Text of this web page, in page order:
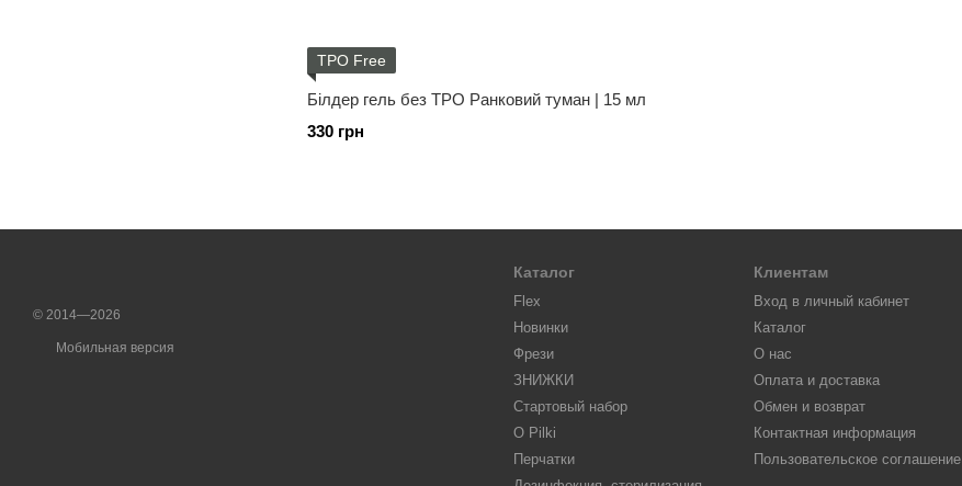
TPO Free
Білдер гель без ТРО Ранковий туман | 15 мл
330 грн
© 2014—2026
Мобильная версия
Каталог
Flex
Новинки
Фрези
ЗНИЖКИ
Стартовый набор
O Pilki
Перчатки
Клиентам
Вход в личный кабинет
Каталог
О нас
Оплата и доставка
Обмен и возврат
Контактная информация
Пользовательское соглашение